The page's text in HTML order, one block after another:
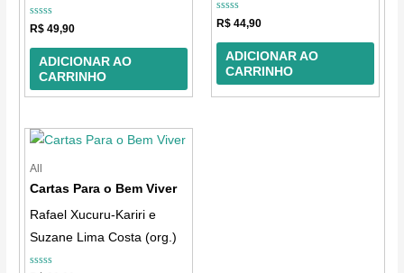
Avaliação
0
de
R$ 49,90
ADICIONAR AO
CARRINHO
Avaliação
0
de
R$ 44,90
ADICIONAR AO
CARRINHO
All
Cartas Para o Bem Viver
Rafael Xucuru-Kariri e
Suzane Lima Costa (org.)